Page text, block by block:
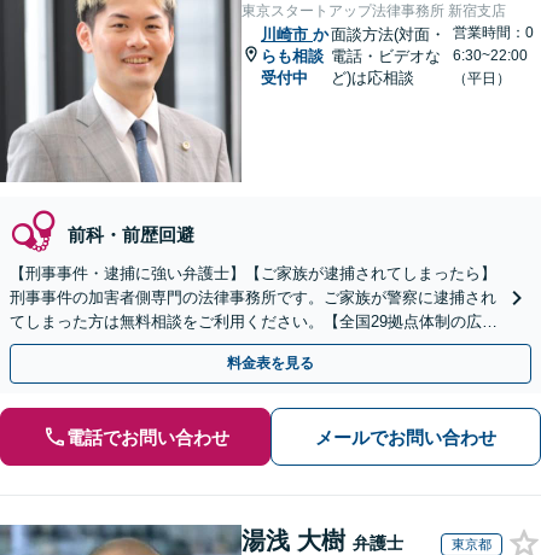
東京スタートアップ法律事務所 新宿支店
川崎市 か
らも相談
受付中
面談方法(対面・
電話・ビデオな
ど)は応相談
営業時間：0
6:30~22:00
（平日）
前科・前歴回避
【刑事事件・逮捕に強い弁護士】【ご家族が逮捕されてしまったら】
刑事事件の加害者側専門の法律事務所です。ご家族が警察に逮捕され
てしまった方は無料相談をご利用ください。【全国29拠点体制の広域
対応】【弁護士待機中/当日中の電話相談可(予約制)】
料金表を見る
電話でお問い合わせ メールでお問い合わせ
湯浅 大樹 弁護士 東京都